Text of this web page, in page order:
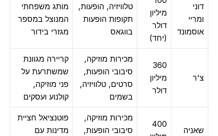
טלוויזיה, הופעות,
תקופות הופעות
בווגאס
מותג משפחתי
המנוצל במספר
מגזרי בידור
מכירות מוזיקה,
סיבובי הופעות,
סרטים, טלוויזיה,
בשמים
קריירה מגוונת
שמשתרעת על
פני מוזיקה,
קולנוע ועסקים
מכירות מוזיקה,
סיבובי הופעות,
פוטנציאל חציית
מדינות עם